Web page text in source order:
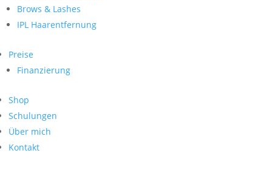
Brows & Lashes
IPL Haarentfernung
Preise
Finanzierung
Shop
Schulungen
Über mich
Kontakt
Anmelden
Feed der Einträge
WordPress.org
Search
nach:
Archive
Kontakt
Impressum
Datenschutz